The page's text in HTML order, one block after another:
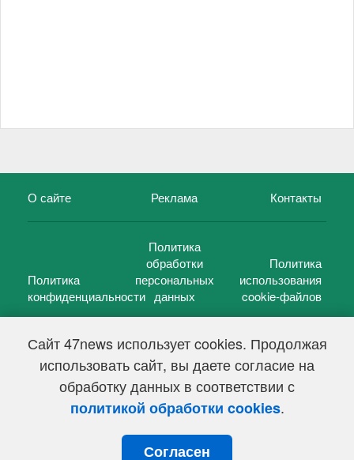
Сайт 47news использует cookies. Продолжая
использовать сайт, вы даете согласие на
обработку данных в соответствии с
политикой обработки cookies.
Согласен
О сайте Реклама Контакты
Политика
конфиденциальности
Политика
обработки
персональных
данных
Политика
использования
cookie-файлов
47 новостей (47 news)2005 — 2026 г.
Свидетельство о регистрации СМИ Эл № ФС 77-39848, выдано
Федеральной службой по надзору в сфере связи,
информационных технологий и массовых коммуникаций